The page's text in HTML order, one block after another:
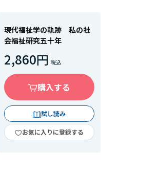
現代福祉学の軌跡 私の社
会福祉研究五十年
2,860円
購入する
試し読み
お気に入りに登録する